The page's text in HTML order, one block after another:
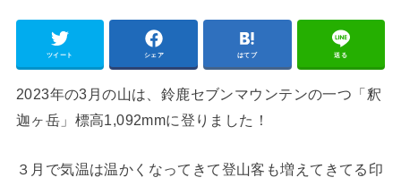
ツイート シェア はてブ 送る
2023年の3月の山は、鈴鹿セブンマウンテンの一つ「釈
迦ヶ岳」標高1,092mmに登りました！
３月で気温は温かくなってきて登山客も増えてきてる印